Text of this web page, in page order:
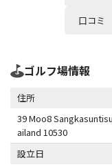
口コミ
ゴルフ場情報
住所
39 Moo8
ailand 10530
設立日